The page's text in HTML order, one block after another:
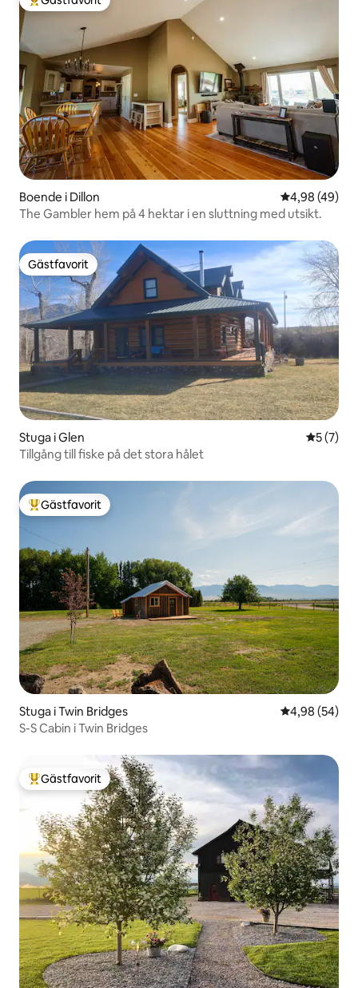
Populär gästfavorit
Boende i Dillon 4,98 av 5 i
4,98 (49)
The Gambler hem på 4 hektar i en sluttning med utsikt.
Gästfavorit
Gästfavorit
Stuga i Glen 5 av 5 i
5 (7)
Tillgång till fiske på det stora hålet
Populär gästfavorit
Gästfavorit
Stuga i Twin Bridges 4,98 av 5 i
4,98 (54)
S-S Cabin i Twin Bridges
Populär gästfavorit
Gästfavorit